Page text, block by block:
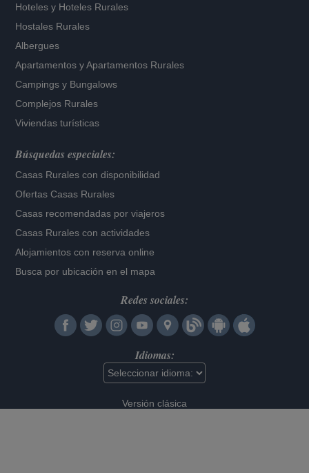
Hoteles y Hoteles Rurales
Hostales Rurales
Albergues
Apartamentos yApartamentos Rurales
Campings y Bungalows
Complejos Rurales
Viviendas turísticas
Búsquedas especiales:
Casas Rurales con disponibilidad
Ofertas Casas Rurales
Casas recomendadas por viajeros
Casas Rurales con actividades
Alojamientos con reserva online
Busca por ubicación en el mapa
Redes sociales:
Idiomas:
Versión clásica